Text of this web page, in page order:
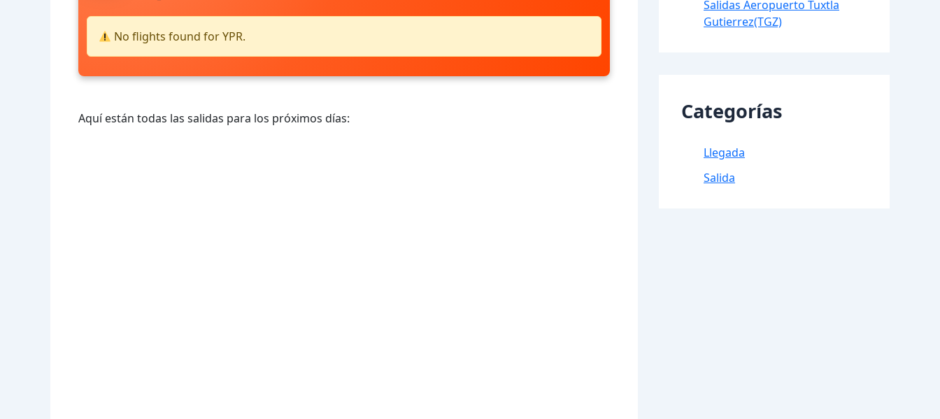
No flights found for YPR.
Aquí están todas las salidas para los próximos días:
Salidas Aeropuerto Tuxtla
Gutierrez(TGZ)
Categorías
Llegada
Salida